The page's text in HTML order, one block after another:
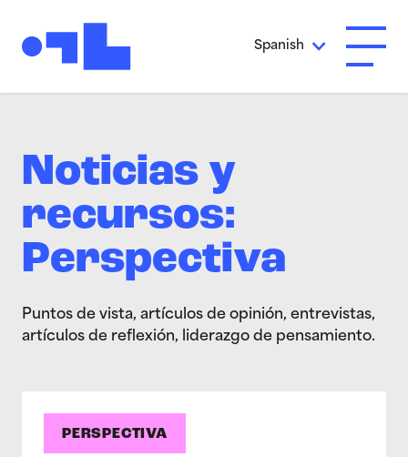
Spanish Abrir
Noticias y
recursos:
Perspectiva
Puntos de vista, artículos de opinión, entrevistas,
artículos de reflexión, liderazgo de pensamiento.
PERSPECTIVA